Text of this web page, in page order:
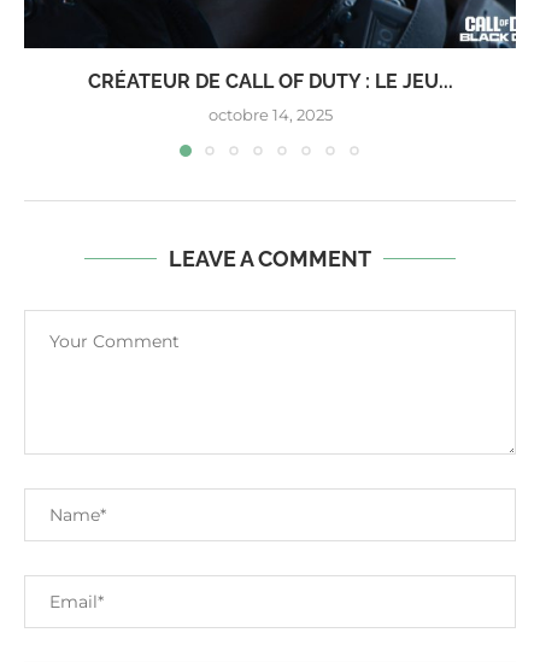
CRÉATEUR DE CALL OF DUTY : LE JEU...
octobre 14, 2025
LEAVE A COMMENT